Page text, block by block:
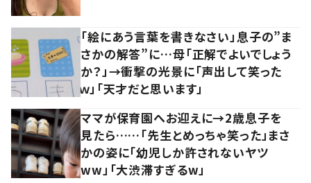
「絵にあう言葉を書きなさい」息子の”ま
さかの解答”に…母「正解でよいでしょう
か？」→衝撃の光景に「声出して笑った
ｗ」「天才だと思います」
ママが保育園へお迎えに→2歳息子を
見たら……「先生とめっちゃ笑った」まさ
かの姿に「幼児しか許されないヤツ
ww」「大渋滞すぎるw」